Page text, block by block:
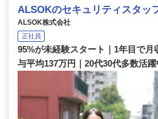
ALSOKのセキュリティスタッ
ALSOK株式会社
正社員
95%が未経験スタート｜1年目で月
与平均137万円｜20代30代多数活躍